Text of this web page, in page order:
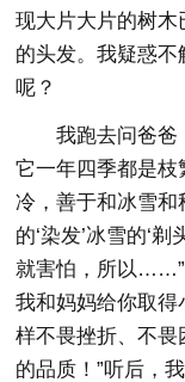
现大片大片的树
的头发。我疑惑
呢？
我跑去问爸爸
它一年四季都是
冷，善于和冰雪
的‘染发’冰雪的‘
就害怕，所以……”
我和妈妈给你取得
样不畏挫折、不
的品质！”听后，